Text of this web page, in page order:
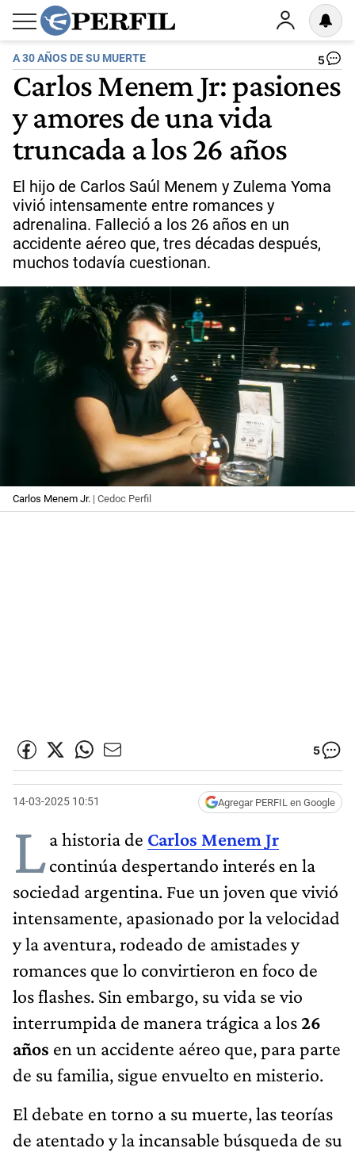
A 30 AÑOS DE SU MUERTE 5
Carlos Menem Jr: pasiones
y amores de una vida
truncada a los 26 años
El hijo de Carlos Saúl Menem y Zulema Yoma
vivió intensamente entre romances y
adrenalina. Falleció a los 26 años en un
accidente aéreo que, tres décadas después,
muchos todavía cuestionan.
Carlos Menem Jr. | Cedoc Perfil
5
14-03-2025 10:51 Agregar PERFIL en Google
La historia de Carlos Menem Jr
continúa despertando interés en la
sociedad argentina. Fue un joven que vivió
intensamente, apasionado por la velocidad
y la aventura, rodeado de amistades y
romances que lo convirtieron en foco de
los flashes. Sin embargo, su vida se vio
interrumpida de manera trágica a los26
años en un accidente aéreo que, para parte
de su familia, sigue envuelto en misterio.
El debate en torno a su muerte, las teorías
de atentado y la incansable búsqueda de su